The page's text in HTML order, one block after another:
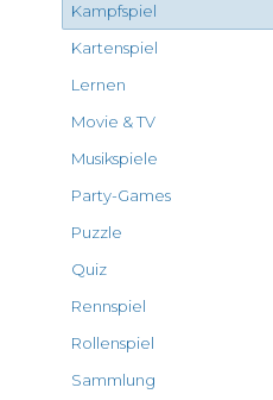
Kampfspiel
Kartenspiel
Lernen
Movie & TV
Musikspiele
Party-Games
Puzzle
Quiz
Rennspiel
Rollenspiel
Sammlung